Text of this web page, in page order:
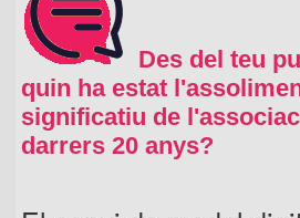
Des del teu
quin ha estat
significatiu de
darrers 20 anys?